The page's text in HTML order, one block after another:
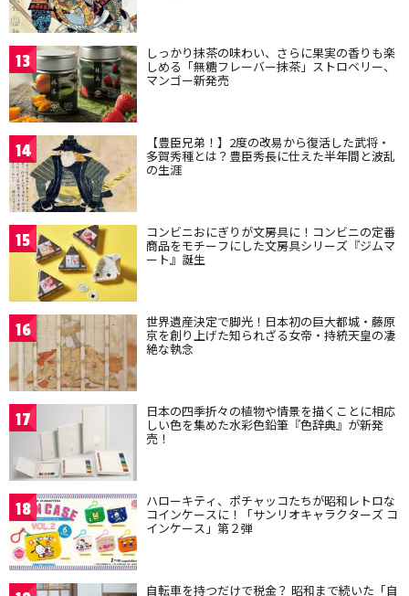
13 しっかり抹茶の味わい、さらに果実の香りも楽
しめる「無糖フレーバー抹茶」ストロベリー、
マンゴー新発売
14 【豊臣兄弟！】2度の改易から復活した武将・
多賀秀種とは？豊臣秀長に仕えた半年間と波乱
の生涯
15 コンビニおにぎりが文房具に！コンビニの定番
商品をモチーフにした文房具シリーズ『ジムマ
ート』誕生
16 世界遺産決定で脚光！日本初の巨大都城・藤原
京を創り上げた知られざる女帝・持統天皇の凄
絶な執念
17 日本の四季折々の植物や情景を描くことに相応
しい色を集めた水彩色鉛筆『色辞典』が新発
売！
18 ハローキティ、ポチャッコたちが昭和レトロな
コインケースに！「サンリオキャラクターズ コ
インケース」第２弾
自転車を持つだけで税金？ 昭和まで続いた「自